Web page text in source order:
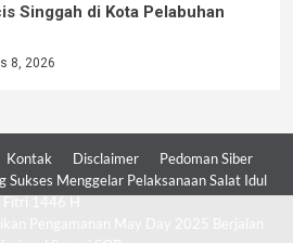
Singgah di Kota Pelabuhan
8, 2026
Kontak Disclaimer
Pedoman Siber
Sukses Menggelar Pelaksanaan Salat Idul